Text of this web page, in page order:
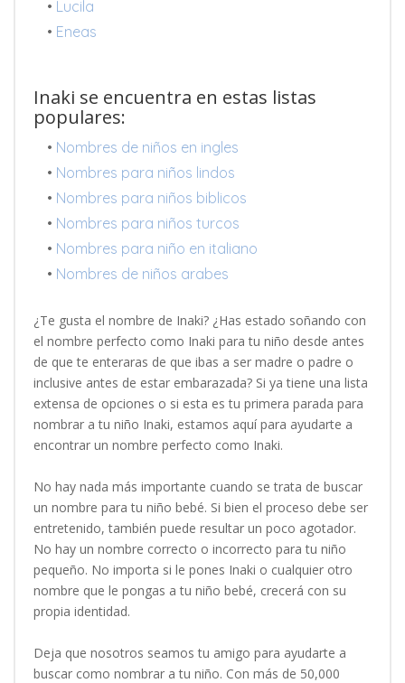
• Lucila
• Eneas
Inaki se encuentra en estas listas
populares:
• Nombres de niños en ingles
• Nombres para niños lindos
• Nombres para niños biblicos
• Nombres para niños turcos
• Nombres para niño en italiano
• Nombres de niños arabes
¿Te gusta el nombre de Inaki? ¿Has estado soñando con
el nombre perfecto como Inaki para tu niño desde antes
de que te enteraras de que ibas a ser madre o padre o
inclusive antes de estar embarazada? Si ya tiene una lista
extensa de opciones o si esta es tu primera parada para
nombrar a tu niño Inaki, estamos aquí para ayudarte a
encontrar un nombre perfecto como Inaki.
No hay nada más importante cuando se trata de buscar
un nombre para tu niño bebé. Si bien el proceso debe ser
entretenido, también puede resultar un poco agotador.
No hay un nombre correcto o incorrecto para tu niño
pequeño. No importa si le pones Inaki o cualquier otro
nombre que le pongas a tu niño bebé, crecerá con su
propia identidad.
Deja que nosotros seamos tu amigo para ayudarte a
buscar como nombrar a tu niño. Con más de 50,000